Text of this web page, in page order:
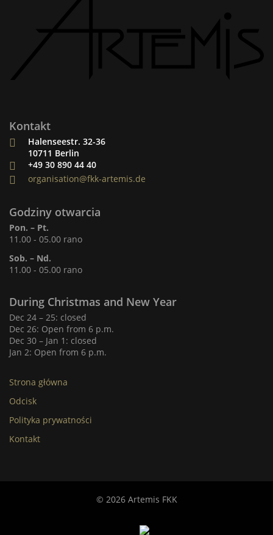
Kontakt
Halenseestr. 32-36
10711 Berlin
+49 30 890 44 40
organisation@fkk-artemis.de
Godziny otwarcia
Pon. – Pt.
11.00 - 05.00 rano
Sob. – Nd.
11.00 - 05.00 rano
During Christmas and New Year
Dec 24 – 25: closed
Dec 26: Open from 6 p.m.
Dec 30 – Jan 1: closed
Jan 2: Open from 6 p.m.
Strona główna
Odcisk
Polityka prywatności
Kontakt
© 2026 Artemis FKK